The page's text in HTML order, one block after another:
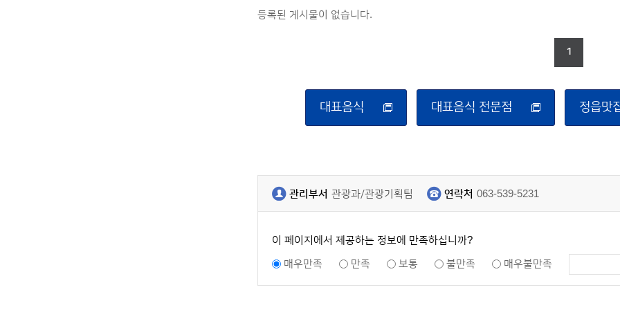
등록된 게시물이 없습니다.
1
대표음식 대표음식 전문점 정읍맛
관리부서 관광과/관광기획팀 연락처 063-539-5231
이 페이지에서 제공하는 정보에 만족하십니까?
매우만족
만족 보통 불만족 매우불만족